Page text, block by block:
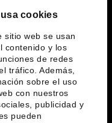
cookies
sitio web se usan
contenido y los
de redes
tráfico. Además,
sobre el uso
con nuestros
publicidad y
pueden